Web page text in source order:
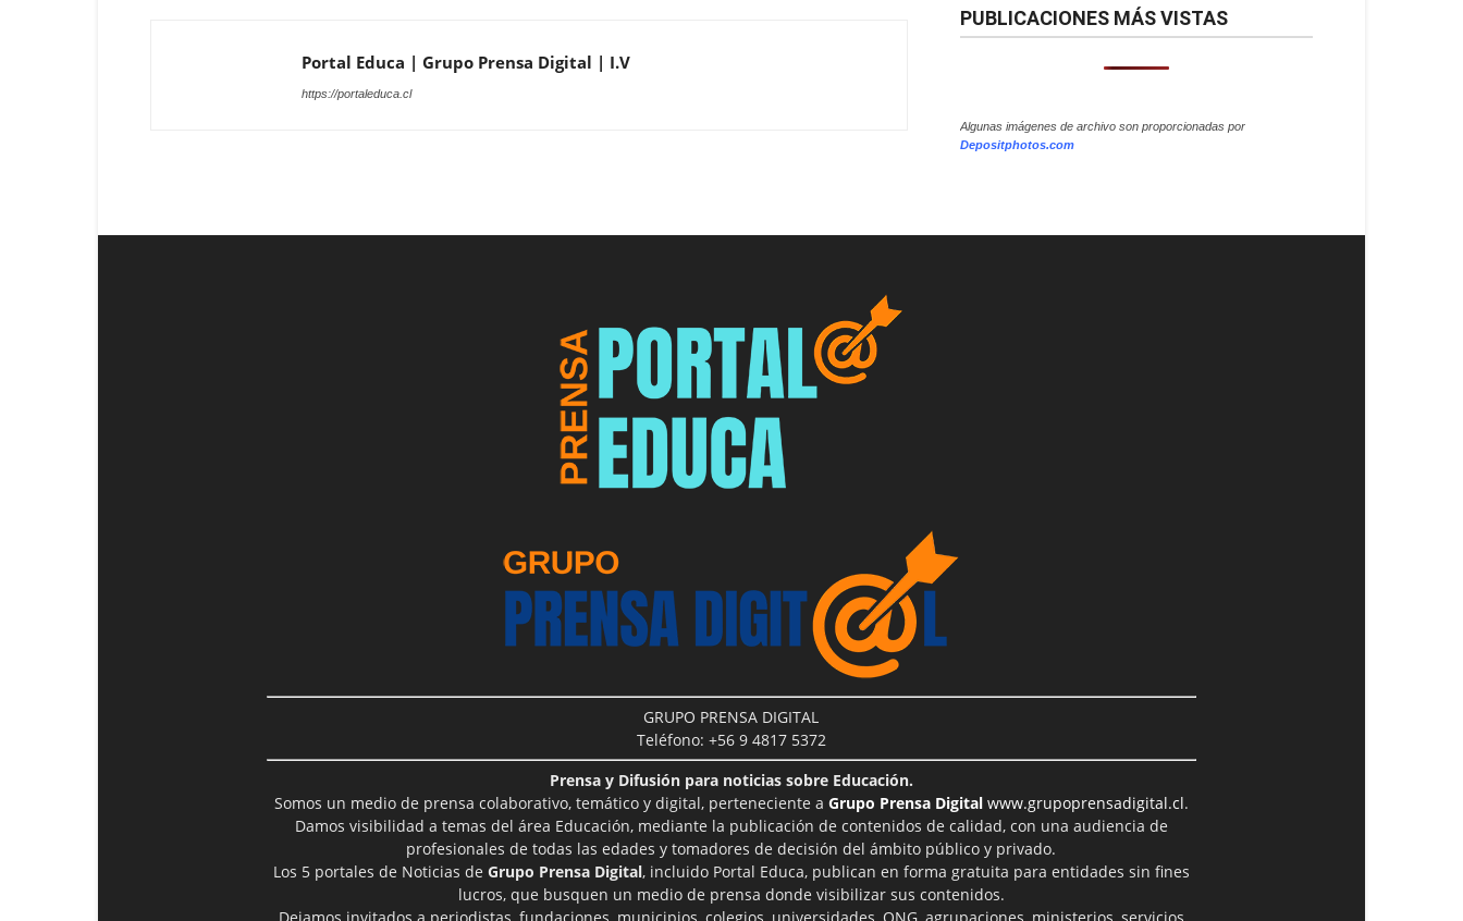
Portal Educa | Grupo Prensa Digital | I.V
https://portaleduca.cl
PUBLICACIONES MÁS VISTAS
Algunas imágenes de archivo son proporcionadas por
Depositphotos.com
GRUPO PRENSA DIGITAL
Teléfono: +56 9 4817 5372
Prensa y Difusión para noticias sobre Educación.
Somos un medio de prensa colaborativo, temático y digital, perteneciente a Grupo Prensa Digitalwww.grupoprensadigital.cl.
Damos visibilidad a temas del área Educación, mediante la publicación de contenidos de calidad, con una audiencia de
profesionales de todas las edades y tomadores de decisión del ámbito público y privado.
Los 5 portales de Noticias de Grupo Prensa Digital, incluido Portal Educa, publican en forma gratuita para entidades sin fines
lucros, que busquen un medio de prensa donde visibilizar sus contenidos.